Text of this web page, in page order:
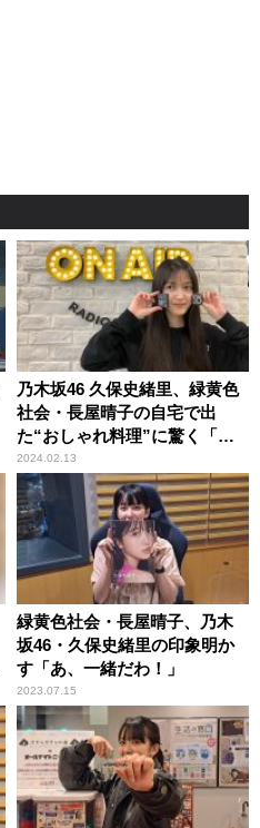
乃木坂46 久保史緒里、緑黄色
社会・長屋晴子の自宅で出
た“おしゃれ料理”に驚く「本
当に噂通りおいしかった～」
2024.02.13
緑黄色社会・長屋晴子、乃木
坂46・久保史緒里の印象明か
す「あ、一緒だわ！」
2023.07.15